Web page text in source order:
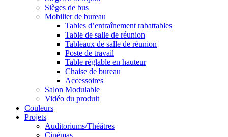
Sièges de bus
Mobilier de bureau
Tables d’entraînement rabattables
Table de salle de réunion
Tableaux de salle de réunion
Poste de travail
Table réglable en hauteur
Chaise de bureau
Accessoires
Salon Modulable
Vidéo du produit
Couleurs
Projets
Auditoriums/Théâtres
Cinémas